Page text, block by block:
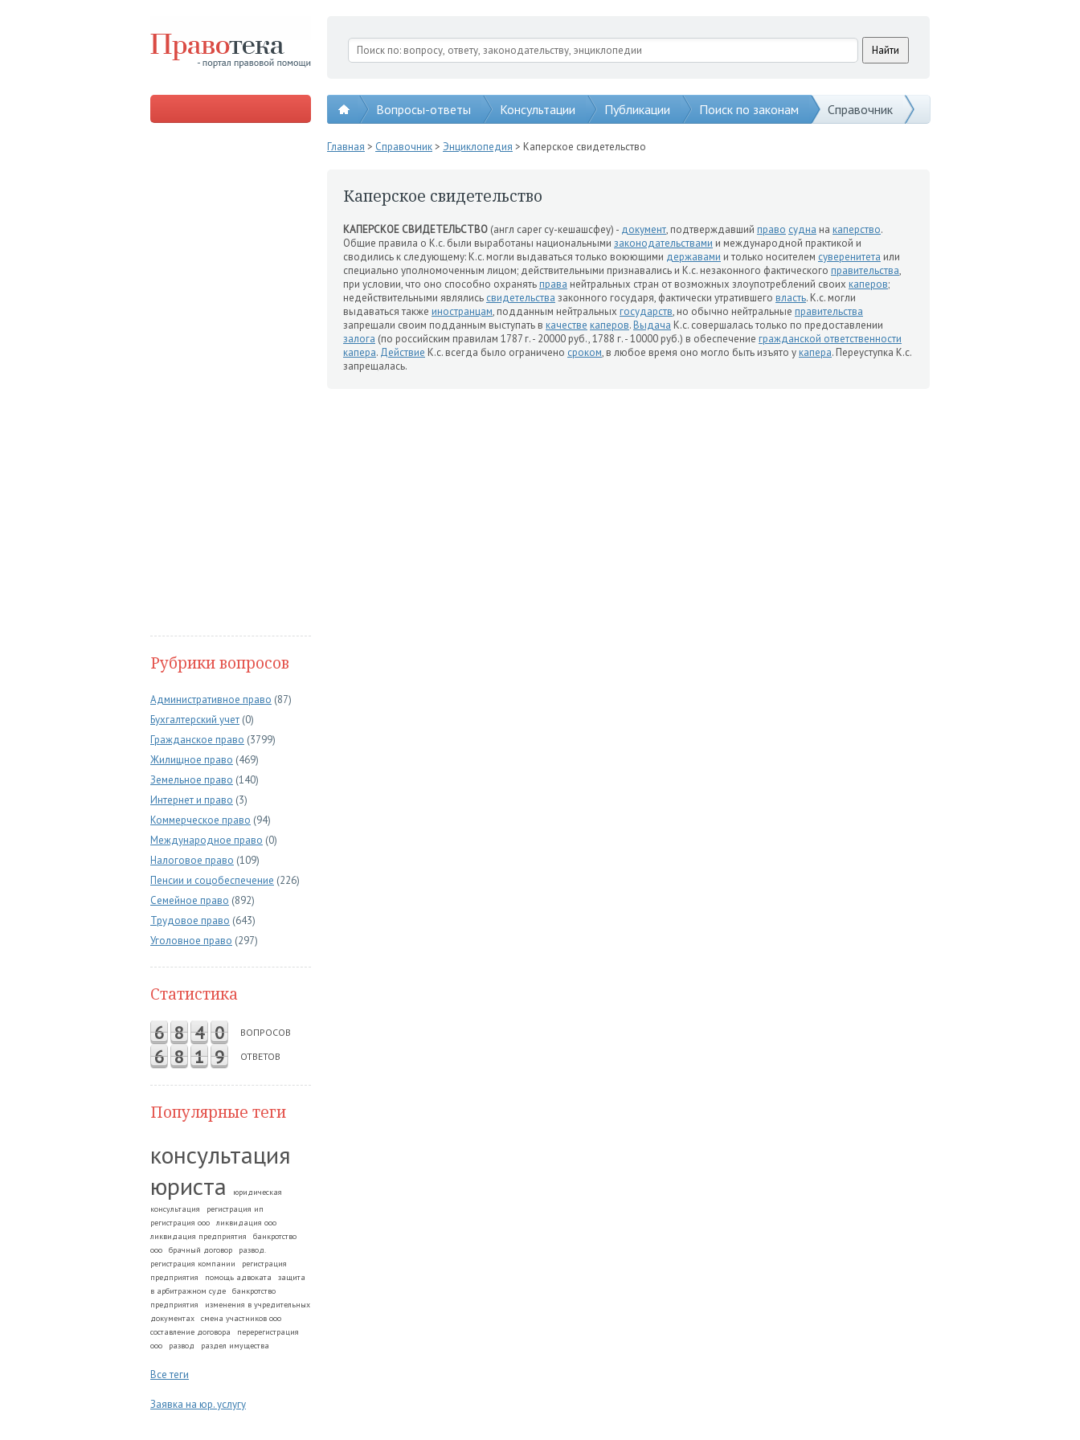
Вопросы-ответы Консультации Публикации Поиск по законам Справочник
Рубрики вопросов
Административное право (87)
Бухгалтерский учет (0)
Гражданское право (3799)
Жилищное право (469)
Земельное право (140)
Интернет и право (3)
Коммерческое право (94)
Международное право (0)
Налоговое право (109)
Пенсии и соцобеспечение (226)
Семейное право (892)
Трудовое право (643)
Уголовное право (297)
Статистика
6 8 4 0 ВОПРОСОВ
6 8 1 9 ОТВЕТОВ
Популярные теги
консультация
юриста
юридическая
консультация
регистрация ип
регистрация ооо
ликвидация ооо
ликвидация предприятия
банкротство
ооо
брачный договор
развод.
регистрация компании
регистрация
предприятия
помощь адвоката
защита
в арбитражном суде
банкротство
предприятия
изменения в учредительных
документах
смена участников ооо
составление договора
перерегистрация
ооо
развод раздел имущества
Все теги
Заявка на юр. услугу
Главная > Справочник> Энциклопедия > Каперское свидетельство
Каперское свидетельство
КАПЕРСКОЕ СВИДЕТЕЛЬСТВО (англ caper cy-кешашсфеу) - документ, подтверждавший право судна на каперство.
Общие правила о К.с. были выработаны национальными законодательствами и международной практикой и
сводились к следующему: К.с. могли выдаваться только воюющими державами и только носителем суверенитета или
специально уполномоченным лицом; действительными признавались и К.с. незаконного фактического правительства,
при условии, что оно способно охранятьправа нейтральных стран от возможных злоупотреблений своих каперов;
недействительными являлись свидетельства законного государя, фактически утратившего власть. К.с. могли
выдаваться также иностранцам, подданным нейтральных государств, но обычно нейтральные правительства
запрещали своим подданным выступать в качестве каперов.Выдача К.с. совершалась только по предоставлении
залога (по российским правилам 1787 г. - 20000 руб., 1788 г. - 10000 руб.) в обеспечение гражданской ответственности
капера. Действие К.с. всегда было ограничено сроком, в любое время оно могло быть изъято укапера. Переуступка К.с.
запрещалась.